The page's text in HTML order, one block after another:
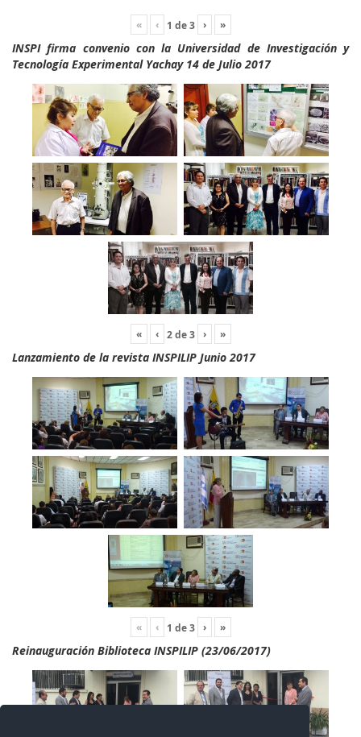
« ‹ 1 de3 › »
INSPI firma convenio con la Universidad de Investigación y
Tecnología Experimental Yachay 14 de Julio 2017
« ‹ 2de3 › »
Lanzamiento de la revista INSPILIP Junio 2017
« ‹ 1 de3 › »
Reinauguración Biblioteca INSPILIP (23/06/2017)